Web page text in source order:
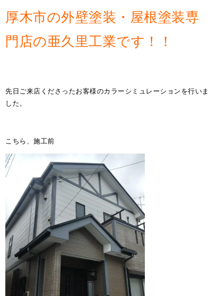
厚木市の外壁塗装・屋根塗装専
門店の亜久里工業です！！
先日ご来店くださったお客様のカラーシミュレーションを行いま
した。
こちら、施工前